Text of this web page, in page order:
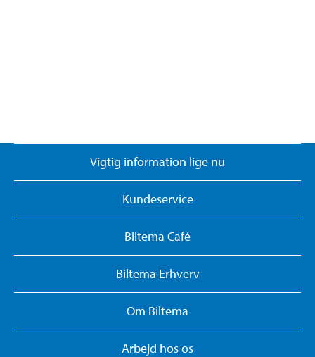
Vigtig information lige nu
Kundeservice
Biltema Café
Biltema Erhverv
Om Biltema
Arbejd hos os